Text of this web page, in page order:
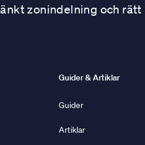
zonindelning och
Guider & Artiklar
Guider
Artiklar